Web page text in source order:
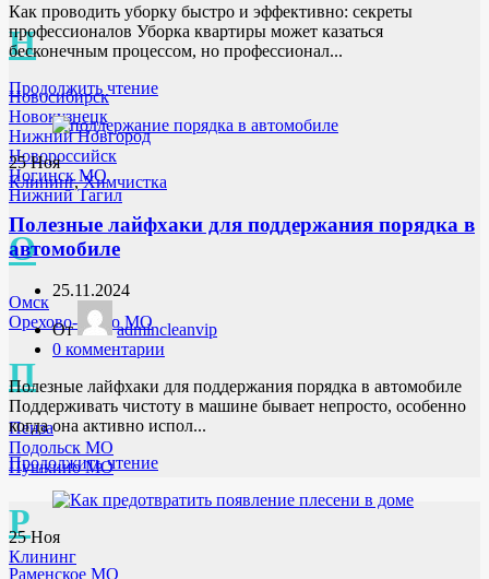
Н
Новосибирск
Новокузнецк
Нижний Новгород
Новороссийск
Ногинск МО
Нижний Тагил
О
Омск
Орехово-Зуево МО
П
Пенза
Подольск МО
Пушкино МО
Р
Раменское МО
Как проводить уборку быстро и эффективно: секреты
профессионалов Уборка квартиры может казаться
бесконечным процессом, но профессионал...
Продолжить чтение
25Ноя
Клининг,Химчистка
Полезные лайфхаки для поддержания порядка в
автомобиле
25.11.2024
От
admincleanvip
0 комментарии
Полезные лайфхаки для поддержания порядка в автомобиле
Поддерживать чистоту в машине бывает непросто, особенно
когда она активно испол...
Продолжить чтение
25Ноя
Клининг